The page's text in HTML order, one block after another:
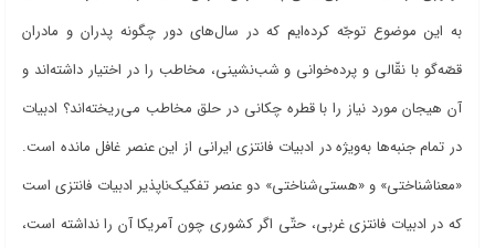
به این موضوع توجّه کردهایم که در سالهای دور چگونه پدران و مادران
قصّهگو با نقّالی و پردهخوانی و شبنشینی، مخاطب را در اختیار داشتهاند و
آن هیجان مورد نیاز را با قطره چکانی در حلق مخاطب میریختهاند؟ ادبیات
در تمام جنبهها بهویژه در ادبیات فانتزی ایرانی از این عنصر غافل مانده است.
«معناشناختی» و «هستیشناختی» دو عنصر تفکیکناپذیر ادبیات فانتزی است
که در ادبیات فانتزی غربی، حتّی اگر کشوری چون آمریکا آن را نداشته است،